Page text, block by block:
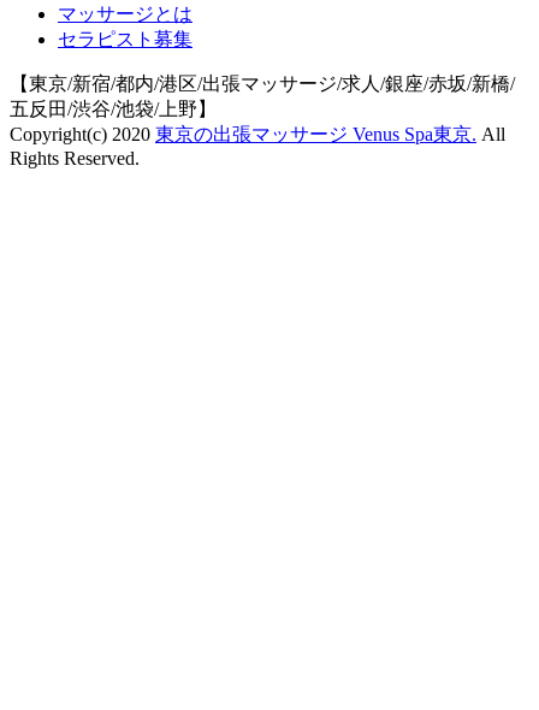
マッサージとは
セラピスト募集
【東京/新宿/都内/港区/出張マッサージ/求人/銀座/赤坂/新橋/
五反田/渋谷/池袋/上野】
Copyright(c) 2020 東京の出張マッサージ Venus Spa東京. All
Rights Reserved.